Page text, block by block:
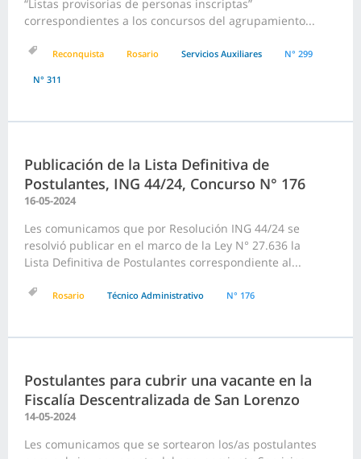
“Listas provisorias de personas inscriptas”
correspondientes a los concursos del agrupamiento...
Reconquista Rosario Servicios Auxiliares N° 299
N° 311
Publicación de la Lista Definitiva de
Postulantes, ING 44/24, Concurso N° 176
16-05-2024
Les comunicamos que por Resolución ING 44/24 se
resolvió publicar en el marco de la Ley N° 27.636 la
Lista Definitiva de Postulantes correspondiente al...
Rosario Técnico Administrativo N° 176
Postulantes para cubrir una vacante en la
Fiscalía Descentralizada de San Lorenzo
14-05-2024
Les comunicamos que se sortearon los/as postulantes